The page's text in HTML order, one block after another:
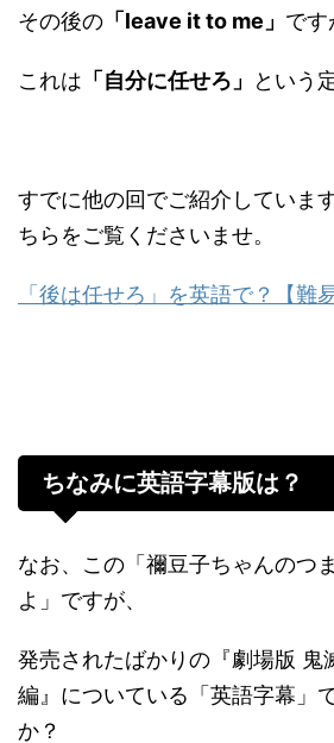
その後の 「leave it to me」 です
これは 「自分に任せろ」 という
すでに他の回でご紹介していま
ちらをご覧くださいませ。
「後は任せろ」を英語で？【難
ちなみに英語字幕版は？
なお、この「禰豆子ちゃんのつ
よ」ですが、
発売されたばかりの『劇場版 鬼
編』についている「英語字幕」
か？